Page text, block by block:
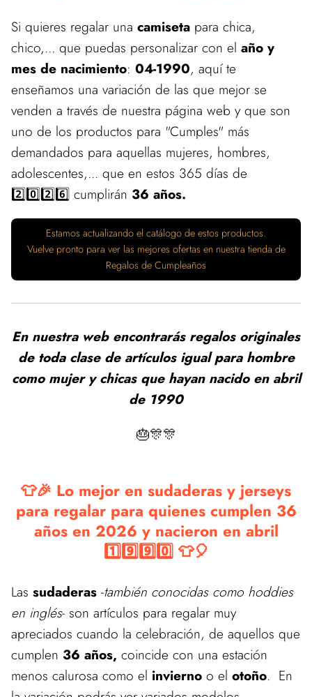
Si quieres regalar una camiseta para chica,
chico,... que puedas personalizar con el año y
mes de nacimiento: 04-1990, aquí te
enseñamos una variación de las que mejor se
venden a través de nuestra página web y que son
uno de los productos para "Cumples" más
demandados para aquellas mujeres, hombres,
adolescentes,... que en estos 365 días de
2️⃣0️⃣2️⃣6️⃣ cumplirán 36 años.
Estamos actualizando el catálogo de estos productos.
Vuelve pronto para ver las mejores ofertas en nuestra tienda de
Regalos de Cumpleaños
En nuestra web encontrarás regalos originales
de toda clase de artículos igual para hombre
como mujer y chicas que hayan nacido en abril
de 1990
🎂🎊🎊
👕🎉 Lo mejor en sudaderas y jerseys
para regalar para quienes cumplen 36
años en 2026 y nacieron en abril
1️⃣9️⃣9️⃣0️⃣ 👕🎈
Las sudaderas -también conocidas como hoddies
en inglés- son artículos para regalar muy
apreciados cuando la celebración, de aquellos que
cumplen 36 años, coincide con una estación
menos calurosa como el invierno o el otoño. En